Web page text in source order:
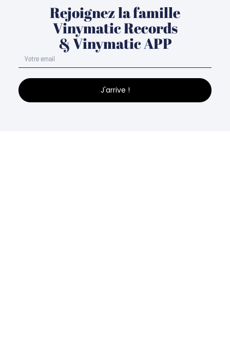
Rejoignez la famille
Vinymatic Records
& Vinymatic APP
J'arrive !